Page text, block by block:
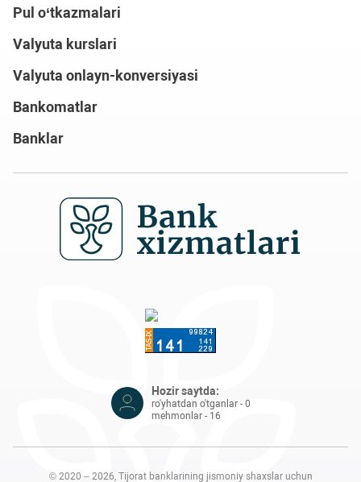
Pul o‘tkazmalari
Valyuta kurslari
Valyuta onlayn-konversiyasi
Bankomatlar
Banklar
Hozir saytda:
ro'yhatdan o'tganlar - 0
mehmonlar - 16
© 2020 – 2026, Tijorat banklarining jismoniy shaxslar uchun